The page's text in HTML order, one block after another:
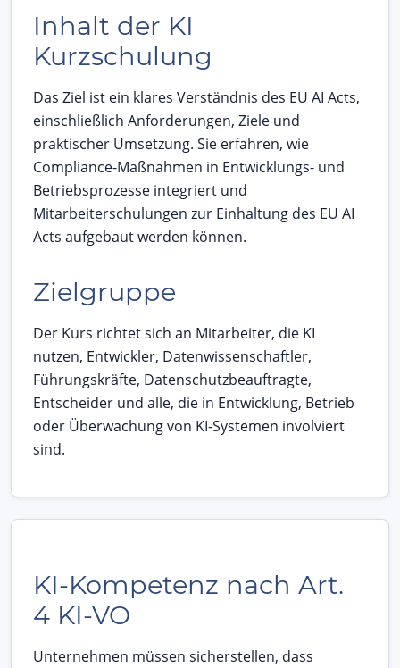
Inhalt der KI
Kurzschulung
Das Ziel ist ein klares Verständnis des EU AI Acts,
einschließlich Anforderungen, Ziele und
praktischer Umsetzung. Sie erfahren, wie
Compliance-Maßnahmen in Entwicklungs- und
Betriebsprozesse integriert und
Mitarbeiterschulungen zur Einhaltung des EU AI
Acts aufgebaut werden können.
Zielgruppe
Der Kurs richtet sich an Mitarbeiter, die KI
nutzen, Entwickler, Datenwissenschaftler,
Führungskräfte, Datenschutzbeauftragte,
Entscheider und alle, die in Entwicklung, Betrieb
oder Überwachung von KI-Systemen involviert
sind.
KI-Kompetenz nach Art.
4 KI-VO
Unternehmen müssen sicherstellen, dass